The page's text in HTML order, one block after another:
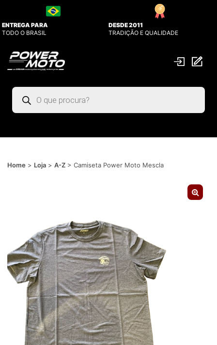
ENTREGA PARA
TODO O BRASIL
DESDE 2011
TRADIÇÃO E QUALIDADE
Pesquisar
produtos
Home > Loja > A-Z > Camiseta Power Moto Mescla